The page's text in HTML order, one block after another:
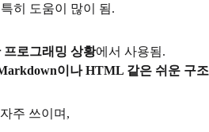
히 도움이 많이 됨.
로그래밍 상황에서 사용됨.
이나 HTML 같은 쉬운 구조
주 쓰이며,